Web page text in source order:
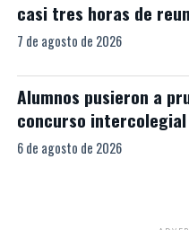
casi tres horas de
7 de agosto de 2026
Alumnos pusieron a
concurso intercolegial
6 de agosto de 2026